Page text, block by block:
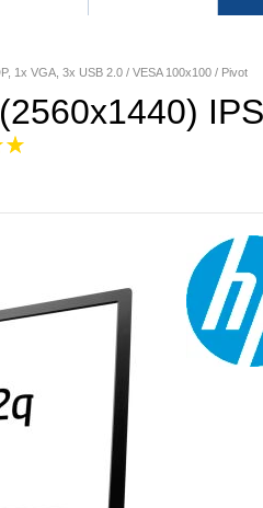
1x VGA, 3x USB 2.0 / VESA 100x100 / Pivot